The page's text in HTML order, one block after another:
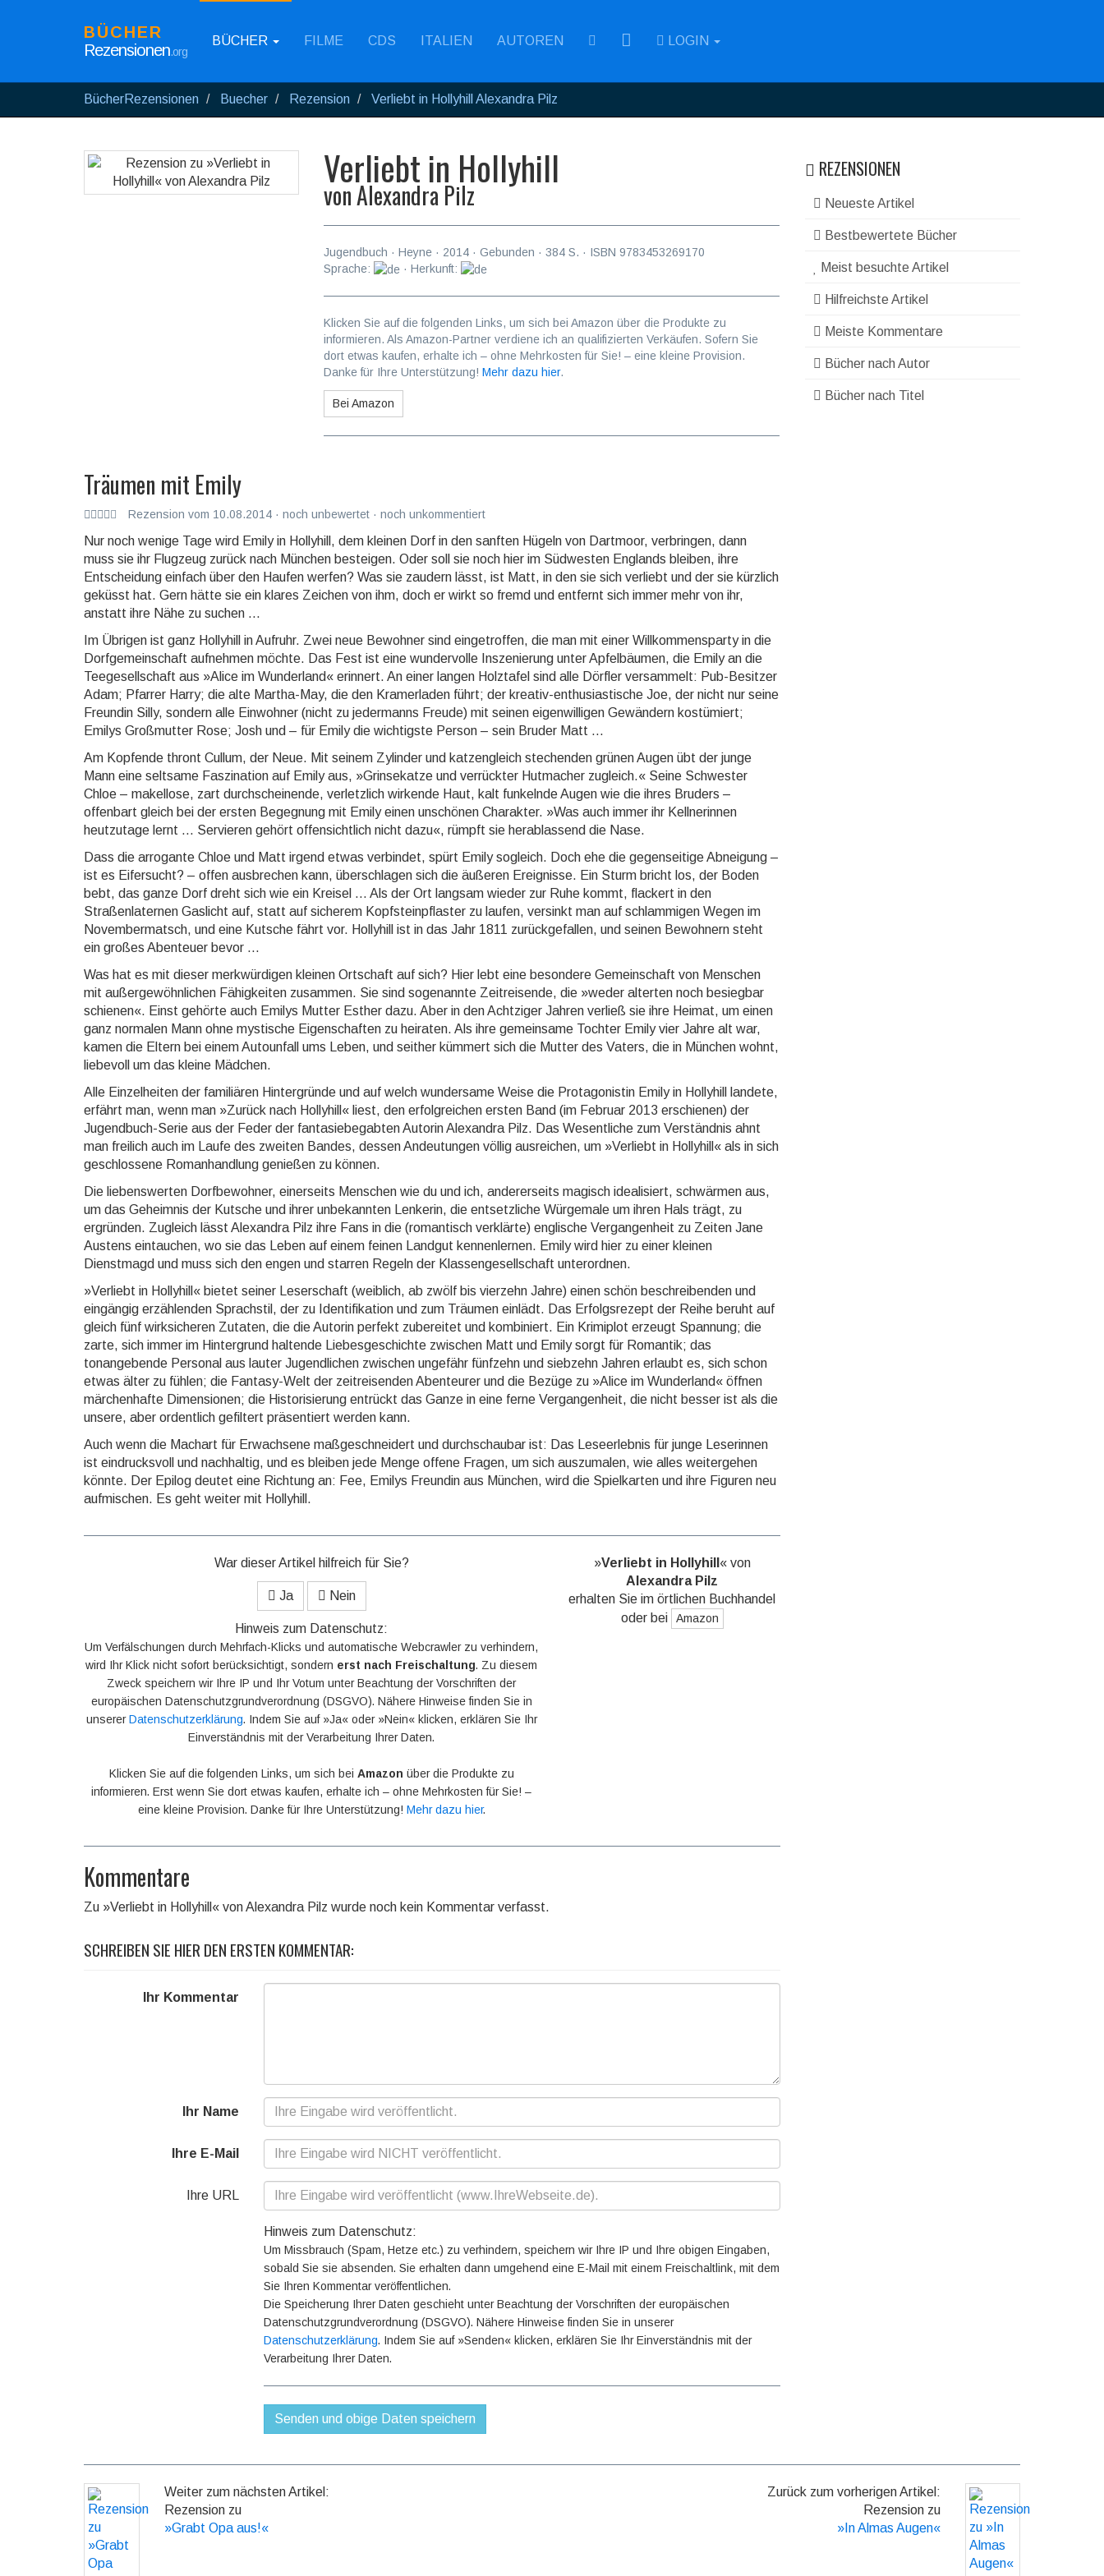
BÜCHER
Rezensionen.org
BÜCHER FILME CDS ITALIEN AUTOREN RSS LOGIN
BücherRezensionen Buecher Rezension Verliebt in Hollyhill Alexandra Pilz
Verliebt in Hollyhill
vonAlexandra Pilz
Jugendbuch ·Heyne · 2014 · Gebunden ·384 S. · ISBN9783453269170
Sprache:
· Herkunft:
Klicken Sie auf die folgenden Links, um sich bei Amazon über die Produkte zu
informieren. Als Amazon-Partner verdiene ich an qualifizierten Verkäufen. Sofern Sie
dort etwas kaufen, erhalte ich – ohne Mehrkosten für Sie! – eine kleine Provision.
Danke für Ihre Unterstützung!Mehr dazu hier.
Bei Amazon
Träumen mit Emily
Rezension vom 10.08.2014 · noch unbewertet · noch unkommentiert
Nur noch wenige Tage wird Emily in Hollyhill, dem kleinen Dorf in den sanften Hü­geln von Dartmoor, verbringen, dann
muss sie ihr Flugzeug zurück nach Mün­chen besteigen. Oder soll sie noch hier im Süd­westen Englands bleiben, ihre
Entscheidung einfach über den Haufen werfen? Was sie zaudern lässt, ist Matt, in den sie sich verliebt und der sie kürzlich
ge­küsst hat. Gern hätte sie ein klares Zeichen von ihm, doch er wirkt so fremd und entfernt sich immer mehr von ihr,
anstatt ihre Nähe zu suchen ...
Im Übrigen ist ganz Hollyhill in Aufruhr. Zwei neue Bewohner sind eingetroffen, die man mit einer Will­kom­mens­par­ty in die
Dorfgemeinschaft aufnehmen möchte. Das Fest ist eine wundervolle Inszenierung unter Apfelbäumen, die Emily an die
Teegesellschaft aus »Alice im Wunderland« erinnert. An einer langen Holz­tafel sind alle Dörfler versammelt: Pub-Besitzer
Adam; Pfarrer Harry; die alte Martha-May, die den Kra­mer­la­den führt; der kreativ-enthusiastische Joe, der nicht nur seine
Freundin Silly, sondern alle Einwoh­ner (nicht zu jedermanns Freude) mit seinen eigenwilligen Gewändern kostümiert;
Emilys Groß­mutter Rose; Josh und – für Emily die wichtigste Person – sein Bruder Matt ...
Am Kopfende thront Cullum, der Neue. Mit seinem Zylinder und katzengleich stechenden grünen Augen übt der junge
Mann eine seltsame Faszination auf Emily aus, »Grinsekatze und verrückter Hutmacher zu­gleich.« Seine Schwester
Chloe – makellose, zart durchscheinende, verletzlich wirkende Haut, kalt fun­keln­de Augen wie die ihres Bruders –
offenbart gleich bei der ersten Begegnung mit Emily einen unschö­nen Charakter. »Was auch immer ihr Kellnerinnen
heutzutage lernt ... Servieren gehört offensichtlich nicht dazu«, rümpft sie herablassend die Nase.
Dass die arrogante Chloe und Matt irgend etwas verbindet, spürt Emily sogleich. Doch ehe die gegenseiti­ge Abneigung –
ist es Eifersucht? – offen ausbrechen kann, überschlagen sich die äußeren Ereignisse. Ein Sturm bricht los, der Boden
bebt, das ganze Dorf dreht sich wie ein Kreisel ... Als der Ort langsam wieder zur Ruhe kommt, flackert in den
Straßenlaternen Gaslicht auf, statt auf sicherem Kopfsteinpflaster zu lau­fen, versinkt man auf schlammigen Wegen im
Novembermatsch, und eine Kutsche fährt vor. Hollyhill ist in das Jahr 1811 zurückgefallen, und seinen Bewohnern steht
ein großes Abenteuer bevor ...
Was hat es mit dieser merkwürdigen kleinen Ortschaft auf sich? Hier lebt eine besondere Gemeinschaft von Menschen
mit außergewöhnlichen Fähigkeiten zusammen. Sie sind sogenannte Zeitreisende, die »weder alterten noch besiegbar
schienen«. Einst gehörte auch Emilys Mutter Esther dazu. Aber in den Achtziger Jahren verließ sie ihre Heimat, um einen
ganz normalen Mann ohne mystische Eigenschaften zu heiraten. Als ihre gemeinsame Tochter Emily vier Jahre alt war,
kamen die Eltern bei einem Autounfall ums Leben, und seither kümmert sich die Mutter des Vaters, die in München wohnt,
liebevoll um das kleine Mäd­chen.
Alle Einzelheiten der familiären Hintergründe und auf welch wundersame Weise die Protagonistin Emily in Hollyhill landete,
erfährt man, wenn man »Zurück nach Hollyhill« liest, den erfolgreichen ersten Band (im Februar 2013 erschienen) der
Jugendbuch-Serie aus der Feder der fantasiebegabten Autorin Alexandra Pilz. Das Wesentliche zum Verständnis ahnt
man freilich auch im Laufe des zweiten Bandes, dessen An­deutungen völlig ausreichen, um »Verliebt in Hollyhill« als in sich
geschlossene Romanhandlung genießen zu können.
Die liebenswerten Dorfbewohner, einerseits Menschen wie du und ich, andererseits magisch idealisiert, schwärmen aus,
um das Geheimnis der Kutsche und ihrer unbekannten Lenkerin, die entsetzliche Würge­male um ihren Hals trägt, zu
ergründen. Zugleich lässt Alexandra Pilz ihre Fans in die (romantisch ver­klär­te) englische Vergangenheit zu Zeiten Jane
Austens eintauchen, wo sie das Leben auf einem feinen Land­gut kennenlernen. Emily wird hier zu einer kleinen
Dienstmagd und muss sich den engen und starren Regeln der Klassengesellschaft unterordnen.
»Verliebt in Hollyhill« bietet seiner Leserschaft (weiblich, ab zwölf bis vierzehn Jahre) einen schön beschrei­ben­den und
eingängig erzählenden Sprachstil, der zu Identifikation und zum Träumen einlädt. Das Erfolgs­re­zept der Reihe beruht auf
gleich fünf wirksicheren Zutaten, die die Autorin perfekt zubereitet und kom­bi­niert. Ein Krimiplot erzeugt Spannung; die
zarte, sich immer im Hintergrund haltende Liebesgeschichte zwischen Matt und Emily sorgt für Romantik; das
tonangebende Personal aus lauter Jugendlichen zwi­schen ungefähr fünfzehn und siebzehn Jahren erlaubt es, sich schon
etwas älter zu fühlen; die Fan­ta­sy-Welt der zeitreisenden Abenteurer und die Bezüge zu »Alice im Wunderland« öffnen
märchenhafte Dimensio­nen; die Historisierung entrückt das Ganze in eine ferne Vergangenheit, die nicht besser ist als die
unsere, aber ordentlich gefiltert präsentiert werden kann.
Auch wenn die Machart für Erwachsene maßgeschneidert und durchschaubar ist: Das Leseerlebnis für junge Leserinnen
ist eindrucksvoll und nachhaltig, und es bleiben jede Menge offene Fragen, um sich aus­zu­ma­len, wie alles weitergehen
könnte. Der Epilog deutet eine Richtung an: Fee, Emilys Freundin aus Mün­chen, wird die Spielkarten und ihre Fi­guren neu
aufmischen. Es geht weiter mit Hollyhill.
War dieser Artikel hilfreich für Sie?
Ja Nein
Hinweis zum Datenschutz:
Um Verfälschungen durch Mehrfach-Klicks und automatische Webcrawler zu verhindern,
wird Ihr Klick nicht sofort berücksichtigt, sondern erst nach Freischaltung. Zu diesem
Zweck speichern wir Ihre IP und Ihr Votum unter Beachtung der Vorschriften der
europäischen Datenschutzgrundverordnung (DSGVO). Nähere Hinweise finden Sie in
unsererDatenschutzerklärung. Indem Sie auf »Ja« oder »Nein« klicken, erklären Sie Ihr
Einverständnis mit der Verarbeitung Ihrer Daten.
Klicken Sie auf die folgenden Links, um sich bei Amazon über die Produkte zu
informieren. Erst wenn Sie dort etwas kaufen, erhalte ich – ohne Mehrkosten für Sie! –
eine kleine Provision. Danke für Ihre Unterstützung! Mehr dazu hier.
»Verliebt in Hollyhill « von
Alexandra Pilz
erhalten Sie im örtlichen Buchhandel
oder bei
Amazon
Kommentare
Zu »Verliebt in Hollyhill« von Alexandra Pilz wurde noch kein Kommentar verfasst.
SCHREIBEN SIE HIER DEN ERSTEN KOMMENTAR:
Ihr Kommentar
Ihr Name
Ihre E-Mail
Ihre URL
Hinweis zum Datenschutz:
Um Missbrauch (Spam, Hetze etc.) zu verhindern, speichern wir Ihre IP und Ihre obigen Eingaben,
sobald Sie sie absenden. Sie erhalten dann umgehend eine E-Mail mit einem Freischaltlink, mit dem
Sie Ihren Kommentar veröffentlichen.
Die Speicherung Ihrer Daten geschieht unter Beachtung der Vorschriften der europäischen
Datenschutzgrundverordnung (DSGVO). Nähere Hinweise finden Sie in unserer
Datenschutzerklärung. Indem Sie auf »Senden« klicken, erklären Sie Ihr Einverständnis mit der
Verarbeitung Ihrer Daten.
REZENSIONEN
Neueste Artikel
Bestbewertete Bücher
Meist besuchte Artikel
Hilfreichste Artikel
Meiste Kommentare
Bücher nach Autor
Bücher nach Titel
Weiter zum nächsten Artikel:
Rezension zu
»Grabt Opa aus!«
Zurück zum vorherigen Artikel:
Rezension zu
»In Almas Augen«